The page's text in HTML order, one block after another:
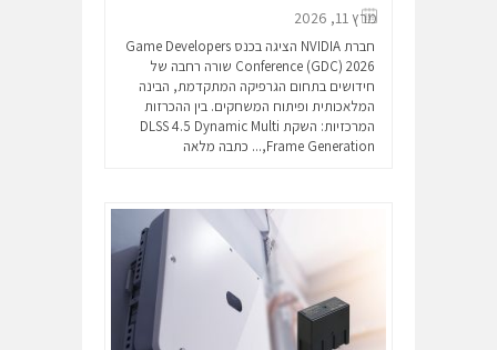
מרץ 11, 2026
חברת NVIDIA הציגה בכנס Game Developers
Conference (GDC) 2026 שורה רחבה של
חידושים בתחום הגרפיקה המתקדמת, הבינה
המלאכותית ופיתוח המשחקים. בין ההכרזות
המרכזיות: השקת DLSS 4.5 Dynamic Multi
Frame Generation,...
כתבה מלאה